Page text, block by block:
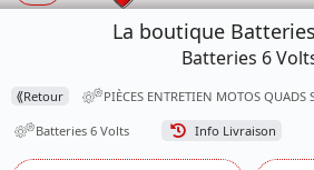
La boutique
Batteries 6
⟪Retour PIÈCES ENTRETIEN MOTOS QUADS
Batteries 6 Volts Info Livraison